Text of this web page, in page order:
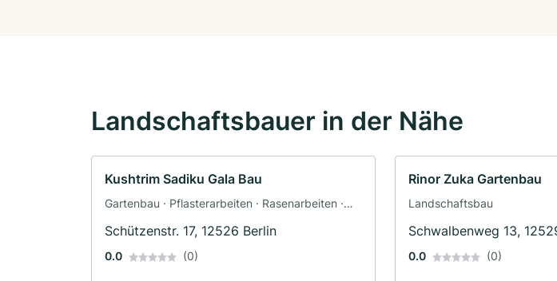
Landschaftsbauer in der Nähe
Kushtrim Sadiku Gala Bau
Gartenbau · Pflasterarbeiten · Rasenarbeiten ·
Terrassengestaltung · Landschaftsbau
Schützenstr. 17, 12526 Berlin
0.0 (0)
Rinor Zuka Gartenbau
Landschaftsbau
Schwalbenweg 13,
0.0 (0)